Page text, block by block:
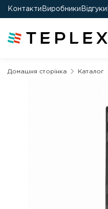
Контакти Виробники Відгуки
Домашня сторінка Каталог